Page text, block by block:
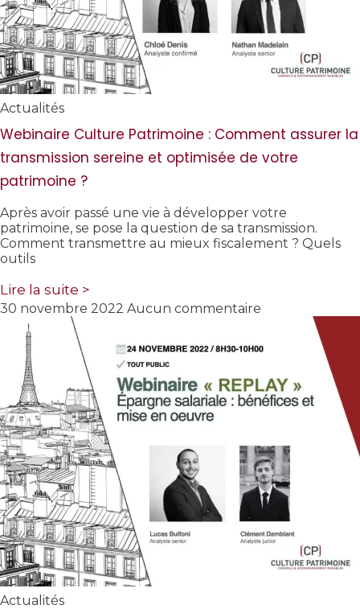
Actualités
Webinaire Culture Patrimoine : Comment assurer la
transmission sereine et optimisée de votre
patrimoine ?
Après avoir passé une vie à développer votre
patrimoine, se pose la question de sa transmission.
Comment transmettre au mieux fiscalement ? Quels
outils
Lire la suite >
30 novembre 2022 Aucun commentaire
Actualités